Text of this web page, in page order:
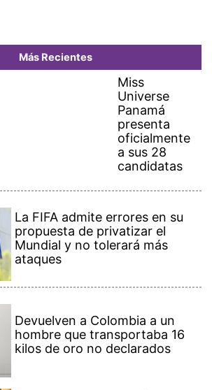
Más Recientes
Miss
Universe
Panamá
presenta
oficialmente
a sus 28
candidatas
La FIFA admite errores en su
propuesta de privatizar el
Mundial y no tolerará más
ataques
Devuelven a Colombia a un
hombre que transportaba 16
kilos de oro no declarados